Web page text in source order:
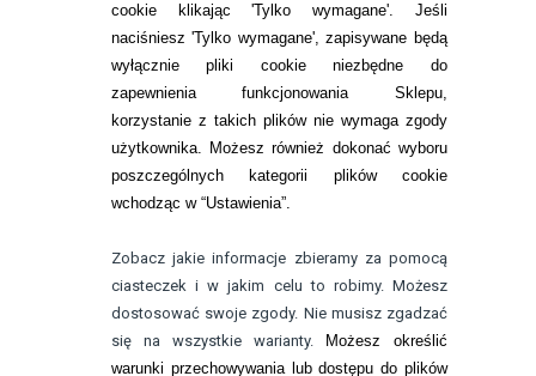
cookie klikając 'Tylko wymagane'. Jeśli
naciśniesz 'Tylko wymagane', zapisywane będą
wyłącznie pliki cookie niezbędne do
zapewnienia funkcjonowania Sklepu,
korzystanie z takich plików nie wymaga zgody
użytkownika. Możesz również dokonać wyboru
poszczególnych kategorii plików cookie
wchodząc w “Ustawienia”.
Zobacz jakie informacje zbieramy za pomocą
ciasteczek i w jakim celu to robimy. Możesz
dostosować swoje zgody. Nie musisz zgadzać
się na wszystkie warianty.
Możesz określić
warunki przechowywania lub dostępu do plików
ZMIEŃ USTAWIENIA ZGODY NA CIASTECZKA
KONTAKT
telefon:
22 113 44 42
telefon:
732 08 08 72
kontakt@bezokularow.pl